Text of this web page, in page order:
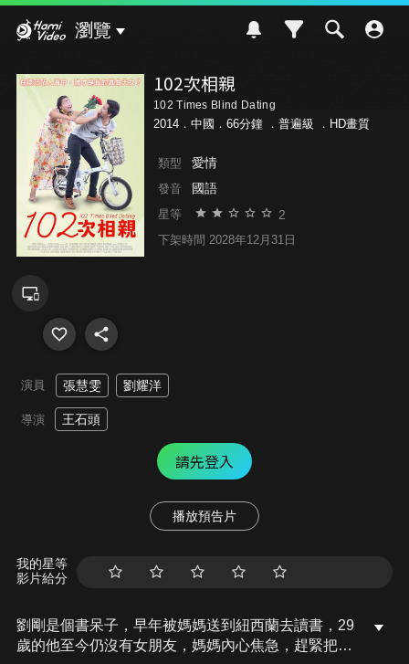
瀏覽
102次相親
102 Times Blind Dating
2014．中國．66分鐘 ． 普遍級 ．HD畫質
類型 愛情
發音 國語
星等 2
下架時間 2028年12月31日
演員 張慧雯 劉耀洋
導演 王石頭
請先登入
播放預告片
我的星等
影片給分
劉剛是個書呆子，早年被媽媽送到紐西蘭去讀書，29
歲的他至今仍沒有女朋友，媽媽內心焦急，趕緊把兒